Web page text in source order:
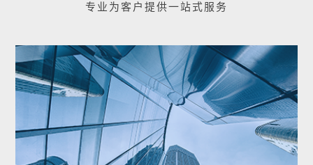
专业为客户提供一站式服务